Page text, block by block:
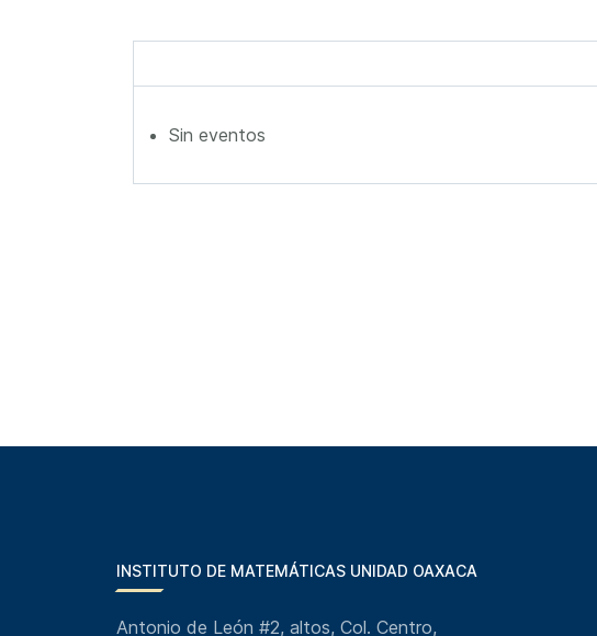
Sin eventos
INSTITUTO DE MATEMÁTICAS UNIDAD OAXACA
Antonio de León #2, altos, Col. Centro,